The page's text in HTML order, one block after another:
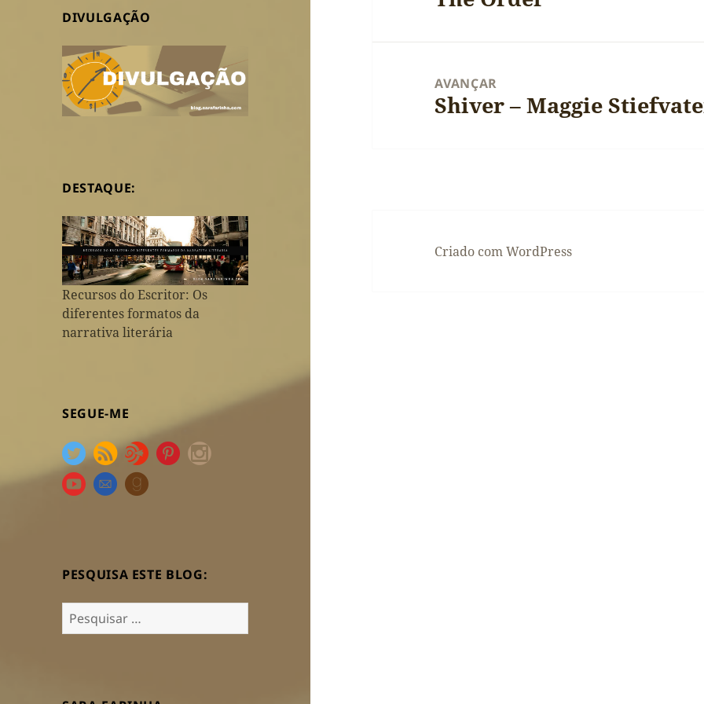
DIVULGAÇÃO
DESTAQUE:
Recursos do Escritor: Os
diferentes formatos da
narrativa literária
SEGUE-ME
PESQUISA ESTE BLOG:
Pesquisar
por:
AVANÇAR
Artigo
Shiver – Maggie
Criado com WordPress